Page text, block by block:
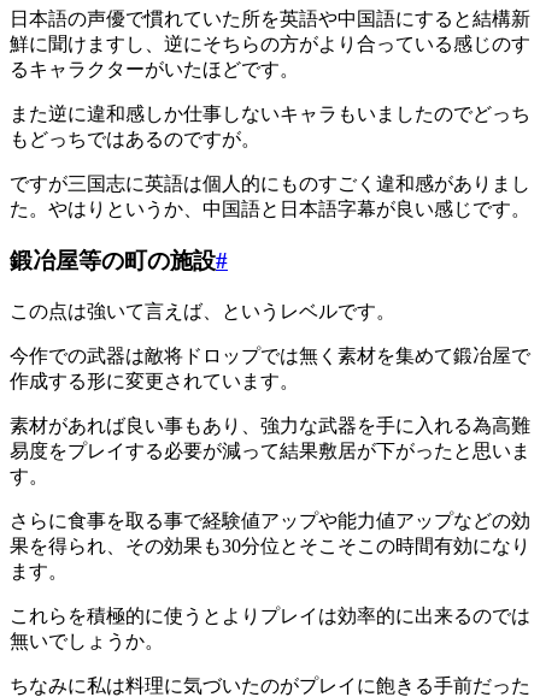
日本語の声優で慣れていた所を英語や中国語にすると結構新
鮮に聞けますし、逆にそちらの方がより合っている感じのす
るキャラクターがいたほどです。
また逆に違和感しか仕事しないキャラもいましたのでどっち
もどっちではあるのですが。
ですが三国志に英語は個人的にものすごく違和感がありまし
た。やはりというか、中国語と日本語字幕が良い感じです。
鍛冶屋等の町の施設#
この点は強いて言えば、というレベルです。
今作での武器は敵将ドロップでは無く素材を集めて鍛冶屋で
作成する形に変更されています。
素材があれば良い事もあり、強力な武器を手に入れる為高難
易度をプレイする必要が減って結果敷居が下がったと思いま
す。
さらに食事を取る事で経験値アップや能力値アップなどの効
果を得られ、その効果も30分位とそこそこの時間有効になり
ます。
これらを積極的に使うとよりプレイは効率的に出来るのでは
無いでしょうか。
ちなみに私は料理に気づいたのがプレイに飽きる手前だった